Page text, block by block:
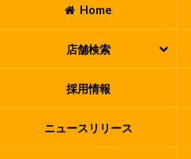
Home
店舗検索
採用情報
ニュースリリース